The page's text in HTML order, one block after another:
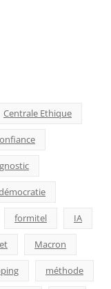
Centrale Ethique
formitel IA
Macron
méthode